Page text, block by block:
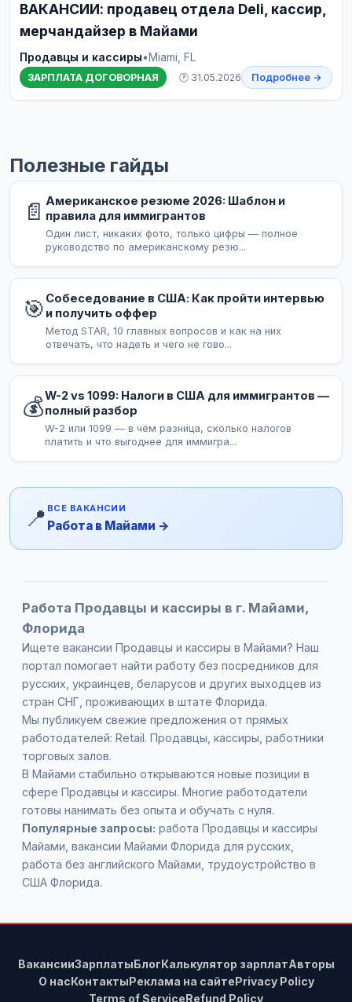
ВАКАНСИИ: продавец отдела Deli, кассир,
мерчандайзер в Майами
Продавцы и кассиры•Miami, FL
ЗАРПЛАТА ДОГОВОРНАЯ 🕐 31.05.2026 Подробнее →
Полезные гайды
📄 Американское резюме 2026: Шаблон и
правила для иммигрантов
Один лист, никаких фото, только цифры — полное
руководство по американскому резю...
🎯 Собеседование в США: Как пройти интервью
и получить оффер
Метод STAR, 10 главных вопросов и как на них
отвечать, что надеть и чего не гово...
💰W-2 vs 1099: Налоги в США для иммигрантов —
полный разбор
W-2 или 1099 — в чём разница, сколько налогов
платить и что выгоднее для иммигра...
📍 ВСЕ ВАКАНСИИ
Работа в Майами →
Работа Продавцы и кассиры в г. Майами,
Флорида
Ищете вакансии Продавцы и кассиры в Майами? Наш
портал помогает найти работу без посредников для
русских, украинцев, беларусов и других выходцев из
стран СНГ, проживающих в штате Флорида.
Мы публикуем свежие предложения от прямых
работодателей: Retail. Продавцы, кассиры, работники
торговых залов.
В Майами стабильно открываются новые позиции в
сфере Продавцы и кассиры. Многие работодатели
готовы нанимать без опыта и обучать с нуля.
Популярные запросы: работа Продавцы и кассиры
Майами, вакансии Майами Флорида для русских,
работа без английского Майами, трудоустройство в
США Флорида.
ВакансииЗарплатыБлогКалькулятор зарплатАвторы
О насКонтактыРеклама на сайтеPrivacy Policy
Terms of ServiceRefund Policy